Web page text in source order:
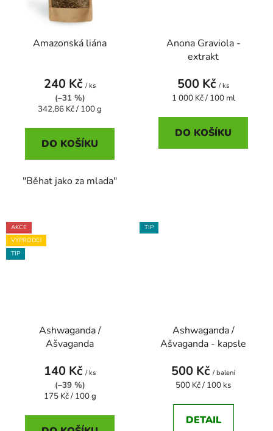
Amazonská liána
240 Kč / ks
(–31 %)
Měrná
342,86 Kč / 100 g
DO KOŠÍKU
"Běhat jako za mlada"
Anona Graviola -
extrakt
500 Kč / ks
Měrná
1 000 Kč / 100 ml
DO KOŠÍKU
AKCE
VÝPRODEJ
TIP
Ashwaganda /
Ašvaganda
140 Kč / ks
(–39 %)
Měrná
175 Kč / 100 g
TIP
Ashwaganda /
Ašvaganda - kapsle
500 Kč / balení
Měrná
500 Kč / 100 ks
DETAIL